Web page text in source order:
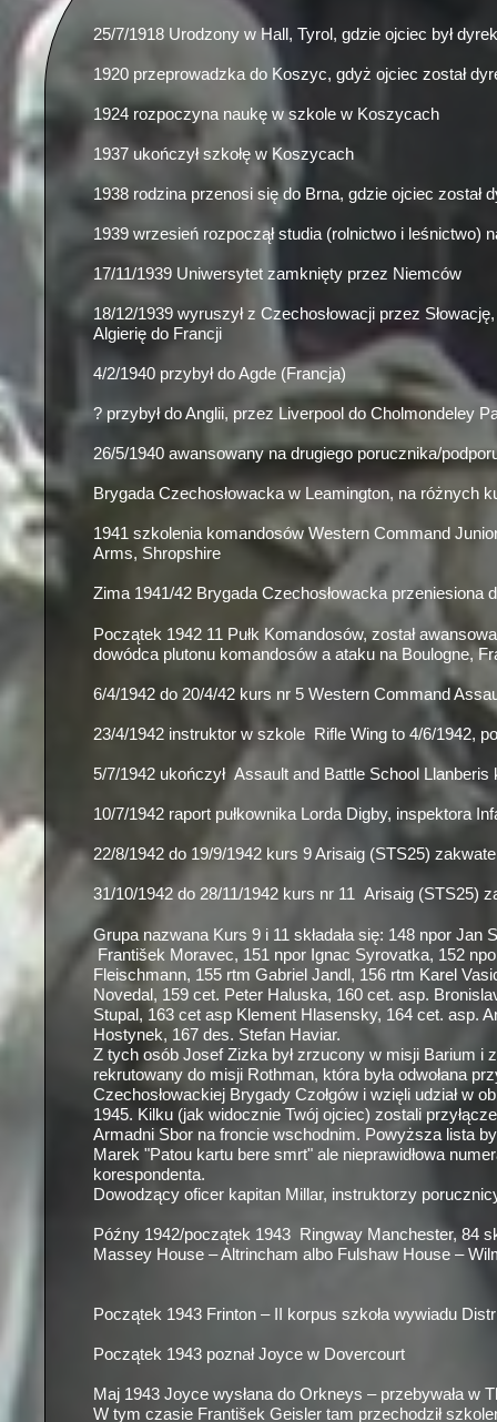
25/7/1918 Urodzony w Hall, Tyrol, gdzie ojciec był
1920 przeprowadzka do Koszyc, gdyż ojciec został
1924 rozpoczyna naukę w szkole w Koszycach
1937 ukończył szkołę w Koszycach
1938 rodzina przenosi się do Brna, gdzie ojciec został
1939 wrzesień rozpoczął studia (rolnictwo i leśnictwo)
17/11/1939 Uniwersytet zamknięty przez Niemców
18/12/1939 wyruszył z Czechosłowacji przez
Algierię do Francji
4/2/1940 przybył do Agde (Francja)
? przybył do Anglii, przez Liverpool do Cholmondeley
26/5/1940 awansowany na drugiego porucznika/
Brygada Czechosłowacka w Leamington, na różnych
1941 szkolenia komandosów Western Command
Arms, Shropshire
Zima 1941/42 Brygada Czechosłowacka przeniesiona
Początek 1942 11 Pułk Komandosów, został
dowódca plutonu komandosów a ataku na Boulogne,
6/4/1942 do 20/4/42 kurs nr 5 Western Command
23/4/1942 instruktor w szkole Rifle Wing to 4/6/1942,
5/7/1942 ukończył Assault and Battle School
10/7/1942 raport pułkownika Lorda Digby, inspektora
22/8/1942 do 19/9/1942 kurs 9 Arisaig (STS25)
31/10/1942 do 28/11/1942 kurs nr 11 Arisaig (STS25)
Grupa nazwana Kurs 9 i 11 składała się: 148 npor Jan
František Moravec, 151 npor Ignac Syrovatka, 152
Fleischmann, 155 rtm Gabriel Jandl, 156 rtm Karel
Novedal, 159 cet. Peter Haluska, 160 cet. asp.
Stupal, 163 cet asp Klement Hlasensky, 164 cet. asp.
Hostynek, 167 des. Stefan Haviar.
Z tych osób Josef Zizka był zrzucony w misji Barium i
rekrutowany do misji Rothman, która była odwołana
Czechosłowackiej Brygady Czołgów i wzięli udział w
1945. Kilku (jak widocznie Twój ojciec) zostali
Armadni Sbor na froncie wschodnim. Powyższa lista
Marek "Patou kartu bere smrt" ale nieprawidłowa
korespondenta.
Dowodzący oficer kapitan Millar, instruktorzy
Późny 1942/początek 1943 Ringway Manchester, 84
Massey House – Altrincham albo Fulshaw House –
Początek 1943 Frinton – II korpus szkoła wywiadu
Początek 1943 poznał Joyce w Dovercourt
Maj 1943 Joyce wysłana do Orkneys – przebywała w
W tym czasie František Geisler tam przechodził